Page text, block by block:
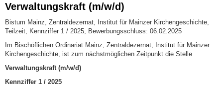
Verwaltungskraft (m/w/d)
Bistum Mainz, Zentraldezernat, Institut für Mainzer Kirchengeschichte,
Teilzeit, Kennziffer 1 / 2025, Bewerbungsschluss: 06.02.2025
Im Bischöflichen Ordinariat Mainz, Zentraldezernat, Institut für Mainzer
Kirchengeschichte, ist zum nächstmöglichen Zeitpunkt die Stelle
Verwaltungskraft (m/w/d)
Kennziffer 1 / 2025